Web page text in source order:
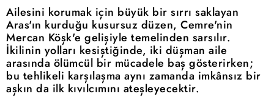
Ailesini korumak için büyük bir sırrı saklayan
Aras'ın kurduğu kusursuz düzen, Cemre'nin
Mercan Köşk'e gelişiyle temelinden sarsılır.
İkilinin yolları kesiştiğinde, iki düşman aile
arasında ölümcül bir mücadele baş gösterirken;
bu tehlikeli karşılaşma aynı zamanda imkânsız bir
aşkın da ilk kıvılcımını ateşleyecektir.